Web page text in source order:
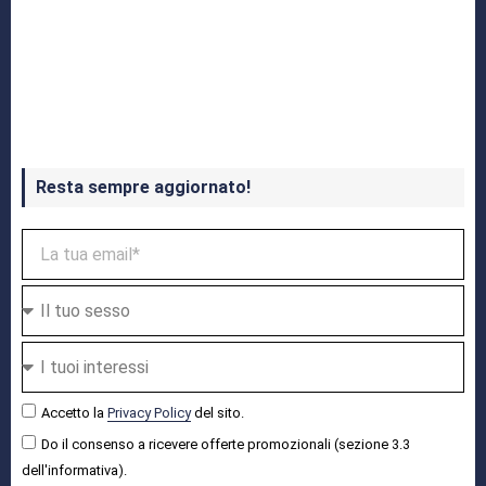
Resta sempre aggiornato!
Accetto la Privacy Policydel sito.
Do il consenso a ricevere offerte promozionali (sezione 3.3
dell'informativa).